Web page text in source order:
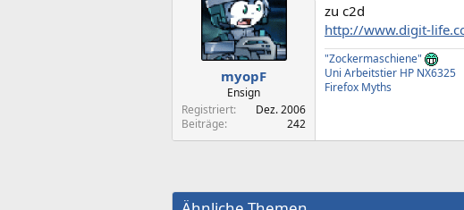
myopF
Ensign
Registriert
Dez. 2006
Beiträge
242
zu c2d
http://www.digit-
"Zockermaschiene"
Uni Arbeitstier HP NX6325
Firefox Myths